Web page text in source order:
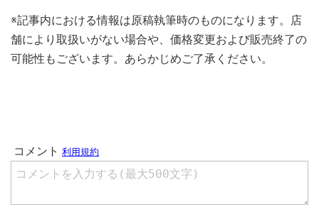
※記事内における情報は原稿執筆時のものになります。店
舗により取扱いがない場合や、価格変更および販売終了の
可能性もございます。あらかじめご了承ください。